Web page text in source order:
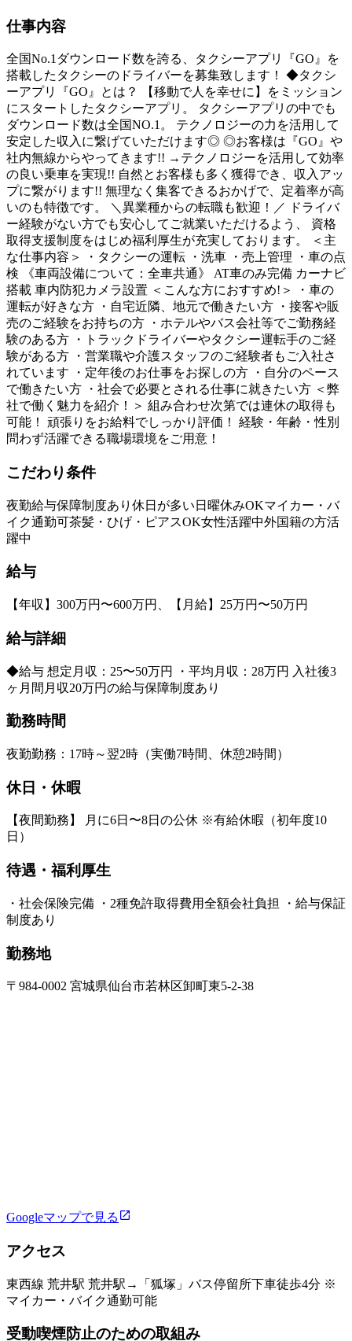
仕事内容
全国No.1ダウンロード数を誇る、タクシーアプリ『GO』を
搭載したタクシーのドライバーを募集致します！ ◆タクシ
ーアプリ『GO』とは？ 【移動で人を幸せに】をミッション
にスタートしたタクシーアプリ。 タクシーアプリの中でも
ダウンロード数は全国NO.1。 テクノロジーの力を活用して
安定した収入に繋げていただけます◎ ◎お客様は『GO』や
社内無線からやってきます!! →テクノロジーを活用して効率
の良い乗車を実現!! 自然とお客様も多く獲得でき、収入アッ
プに繋がります!! 無理なく集客できるおかげで、定着率が高
いのも特徴です。 ＼異業種からの転職も歓迎！／ ドライバ
ー経験がない方でも安心してご就業いただけるよう、 資格
取得支援制度をはじめ福利厚生が充実しております。 ＜主
な仕事内容＞ ・タクシーの運転 ・洗車 ・売上管理 ・車の点
検 《車両設備について：全車共通》 AT車のみ完備 カーナビ
搭載 車内防犯カメラ設置 ＜こんな方におすすめ!＞ ・車の
運転が好きな方 ・自宅近隣、地元で働きたい方 ・接客や販
売のご経験をお持ちの方 ・ホテルやバス会社等でご勤務経
験のある方 ・トラックドライバーやタクシー運転手のご経
験がある方 ・営業職や介護スタッフのご経験者もご入社さ
れています ・定年後のお仕事をお探しの方 ・自分のペース
で働きたい方 ・社会で必要とされる仕事に就きたい方 ＜弊
社で働く魅力を紹介！＞ 組み合わせ次第では連休の取得も
可能！ 頑張りをお給料でしっかり評価！ 経験・年齢・性別
問わず活躍できる職場環境をご用意！
こだわり条件
夜勤給与保障制度あり 休日が多い 日曜休みOKマイカー・バ
イク通勤可茶髪・ひげ・ピアスOK女性活躍中外国籍の方活
躍中
給与
【年収】300万円〜600万円、【月給】25万円〜50万円
給与詳細
◆給与 想定月収：25〜50万円 ・平均月収：28万円 入社後3
ヶ月間月収20万円の給与保障制度あり
勤務時間
夜勤勤務：17時～翌2時（実働7時間、休憩2時間）
休日・休暇
【夜間勤務】 月に6日〜8日の公休 ※有給休暇（初年度10
日）
待遇・福利厚生
・社会保険完備 ・2種免許取得費用全額会社負担 ・給与保証
制度あり
勤務地
〒984-0002 宮城県仙台市若林区卸町東5-2-38
Googleマップで見る
アクセス
東西線 荒井駅 荒井駅→「狐塚」バス停留所下車徒歩4分 ※
マイカー・バイク通勤可能
受動喫煙防止のための取組み